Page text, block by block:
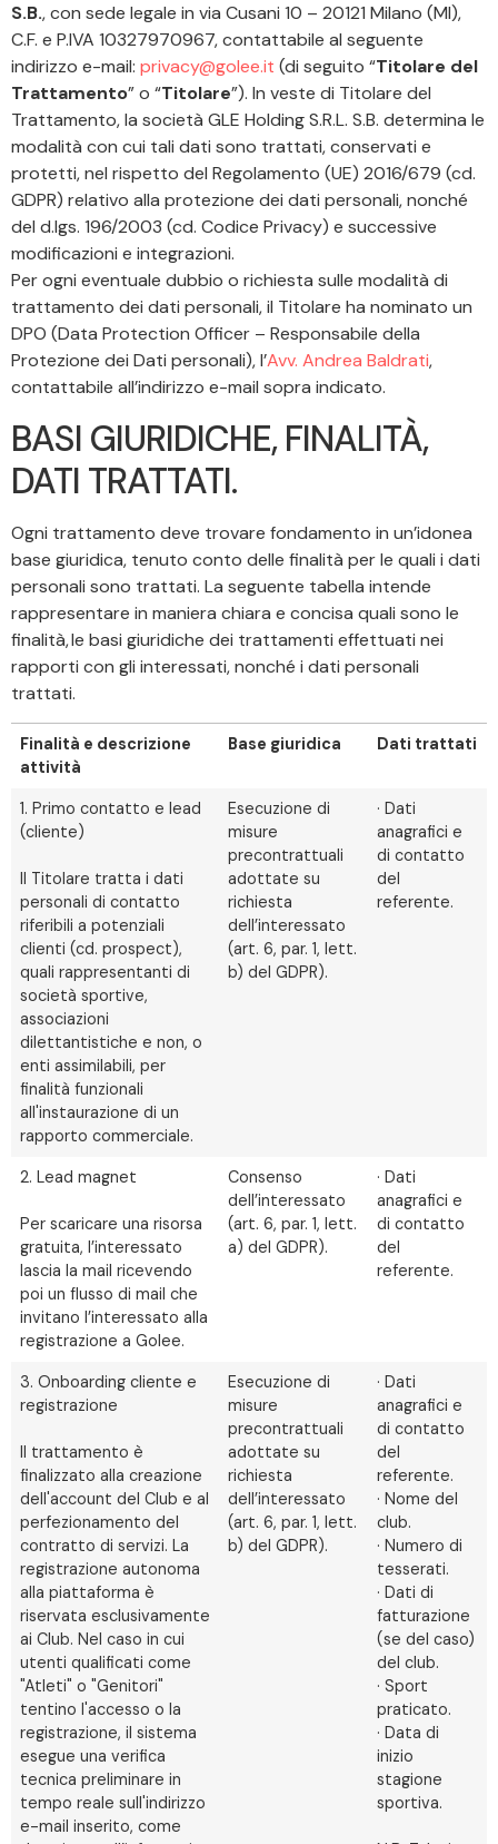
S.B., con sede legale in via Cusani 10 – 20121 Milano (MI),
C.F. e P.IVA 10327970967, contattabile al seguente
indirizzo e-mail: privacy@golee.it (di seguito “Titolare del
Trattamento” o “Titolare”). In veste di Titolare del
Trattamento, la società GLE Holding S.R.L. S.B. determina le
modalità con cui tali dati sono trattati, conservati e
protetti, nel rispetto del Regolamento (UE) 2016/679 (cd.
GDPR) relativo alla protezione dei dati personali, nonché
del d.lgs. 196/2003 (cd. Codice Privacy) e successive
modificazioni e integrazioni.
Per ogni eventuale dubbio o richiesta sulle modalità di
trattamento dei dati personali, il Titolare ha nominato un
DPO (Data Protection Officer – Responsabile della
Protezione dei Dati personali), l’Avv. Andrea Baldrati,
contattabile all’indirizzo e-mail sopra indicato.
BASI GIURIDICHE, FINALITÀ,
DATI TRATTATI.
Ogni trattamento deve trovare fondamento in un’idonea
base giuridica, tenuto conto delle finalità per le quali i dati
personali sono trattati. La seguente tabella intende
rappresentare in maniera chiara e concisa quali sono le
finalità, le basi giuridiche dei trattamenti effettuati nei
rapporti con gli interessati, nonché i dati personali
trattati.
Finalità e descrizione
attività
Base giuridica Dati trattati
1. Primo contatto e lead
(cliente)
Il Titolare tratta i dati
personali di contatto
riferibili a potenziali
clienti (cd. prospect),
quali rappresentanti di
società sportive,
associazioni
dilettantistiche e non, o
enti assimilabili, per
finalità funzionali
all'instaurazione di un
rapporto commerciale.
Esecuzione di
misure
precontrattuali
adottate su
richiesta
dell’interessato
(art. 6, par. 1, lett.
b) del GDPR).
· Dati
anagrafici e
di contatto
del
referente.
2. Lead magnet
Per scaricare una risorsa
gratuita, l’interessato
lascia la mail ricevendo
poi un flusso di mail che
invitano l’interessato alla
registrazione a Golee.
Consenso
dell’interessato
(art. 6, par. 1, lett.
a) del GDPR).
· Dati
anagrafici e
di contatto
del
referente.
3. Onboarding cliente e
registrazione
Il trattamento è
finalizzato alla creazione
dell'account del Club e al
perfezionamento del
contratto di servizi. La
registrazione autonoma
alla piattaforma è
riservata esclusivamente
ai Club. Nel caso in cui
utenti qualificati come
"Atleti" o "Genitori"
tentino l'accesso o la
registrazione, il sistema
esegue una verifica
tecnica preliminare in
tempo reale sull'indirizzo
e-mail inserito, come
Esecuzione di
misure
precontrattuali
adottate su
richiesta
dell’interessato
(art. 6, par. 1, lett.
b) del GDPR).
· Dati
anagrafici e
di contatto
del
referente.
· Nome del
club.
· Numero di
tesserati.
· Dati di
fatturazione
(se del caso)
del club.
· Sport
praticato.
· Data di
inizio
stagione
sportiva.